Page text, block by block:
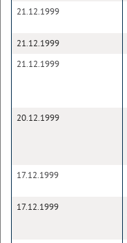
21.12.1999
21.12.1999
21.12.1999
20.12.1999
17.12.1999
17.12.1999